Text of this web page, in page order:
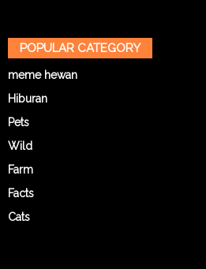
POPULAR CATEGORY
meme hewan
Hiburan
Pets
Wild
Farm
Facts
Cats